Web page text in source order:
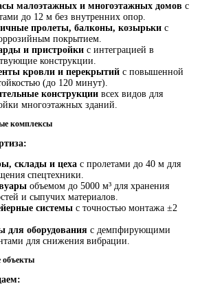
малоэтажных и многоэтажных домов с
до 12 м без внутренних опор.
пролеты, балконы, козырьки с
покрытием.
и пристройки с интеграцией в
конструкции.
кровли и перекрытий с повышенной
(до 120 минут).
конструкции всех видов для
многоэтажных зданий.
комплексы
склады и цеха с пролетами до 40 м для
спецтехники.
объемом до 5000 м³ для хранения
и сыпучих материалов.
системы с точностью монтажа ±2
для оборудования с демпфирующими
для снижения вибрации.
объекты